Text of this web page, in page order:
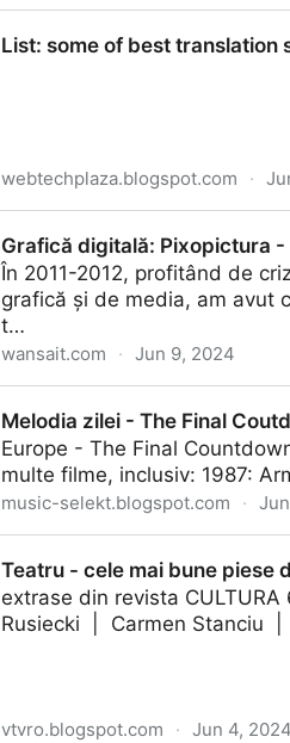
List: some of best translation
webtechplaza.blogspot.com ·
Grafică digitală: Pixopictura -
În 2011-2012, profitând de
grafică și de media, am avut
t…
wansait.com · Jun 9, 2024
Melodia zilei - The Final
Europe - The Final
multe filme, inclusiv: 1987:
music-selekt.blogspot.com ·
Teatru - cele mai bune piese
extrase din revista
Rusiecki | Carmen Stanciu |
vtvro.blogspot.com · Jun 4, 2024